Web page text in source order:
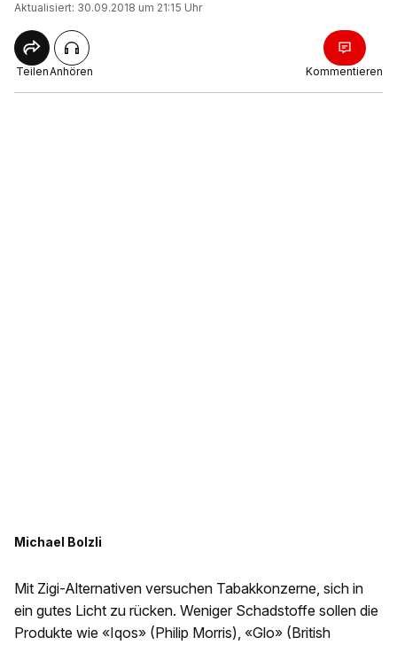
Aktualisiert: 30.09.2018 um 21:15 Uhr
TeilenAnhören Kommentieren
Michael Bolzli
Mit Zigi-Alternativen versuchen Tabakkonzerne, sich in
ein gutes Licht zu rücken. Weniger Schadstoffe sollen die
Produkte wie «Iqos» (Philip Morris), «Glo» (British